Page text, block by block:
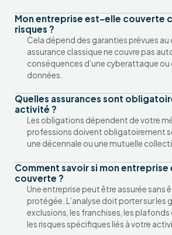
Mon entreprise est-elle couverte
risques ?
Cela dépend des garanties prévues au
assurance classique ne couvre pas
conséquences d’une cyberattaque ou
données.
Quelles assurances sont
activité ?
Les obligations dépendent de votre
professions doivent obligatoirement
une décennale ou une mutuelle
Comment savoir si mon entreprise
couverte ?
Une entreprise peut être assurée sans
protégée. L’analyse doit porter sur les
exclusions, les franchises, les
les risques spécifiques liés à votre